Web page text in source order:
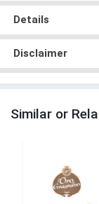
Details
Disclaimer
Similar or